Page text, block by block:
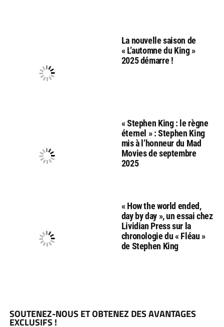
La nouvelle saison de
« L’automne du King »
2025 démarre !
« Stephen King : le règne
éternel » : Stephen King
mis à l’honneur du Mad
Movies de septembre
2025
« How the world ended,
day by day », un essai chez
Lividian Press sur la
chronologie du « Fléau »
de Stephen King
SOUTENEZ-NOUS ET OBTENEZ DES AVANTAGES
EXCLUSIFS !